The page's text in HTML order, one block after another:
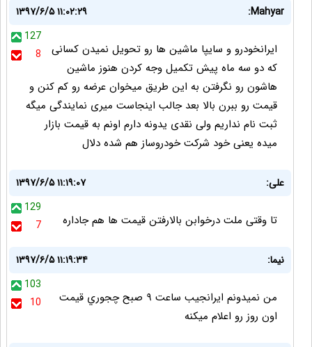
Mahyar:
۱۳۹۷/۶/۵ ۱۱:۰۲:۲۹
127
8
ایرانخودرو و سایپا ماشین ها رو تحویل نمیدن کسانی
که دو سه ماه پیش تکمیل وجه کردن هنوز ماشین
هاشون رو نگرفتن به این طریق میخوان عرضه رو کم کنن و
قیمت رو ببرن بالا بعد جالب اینجاست میری نمایندگی میگه
ثبت نام نداریم ولی نقدی یدونه دارم اونم به قیمت بازار
میده یعنی خود شرکت خودروساز هم شده دلال
علی:
۱۳۹۷/۶/۵ ۱۱:۱۹:۰۷
129
7
تا وقتی ملت درخوابن بالارفتن قیمت ها هم جاداره
نيما:
۱۳۹۷/۶/۵ ۱۱:۱۹:۳۴
103
10
من نميدونم ايرانجيب ساعت ٩ صبح چجوري قيمت
اون روز رو اعلام ميكنه